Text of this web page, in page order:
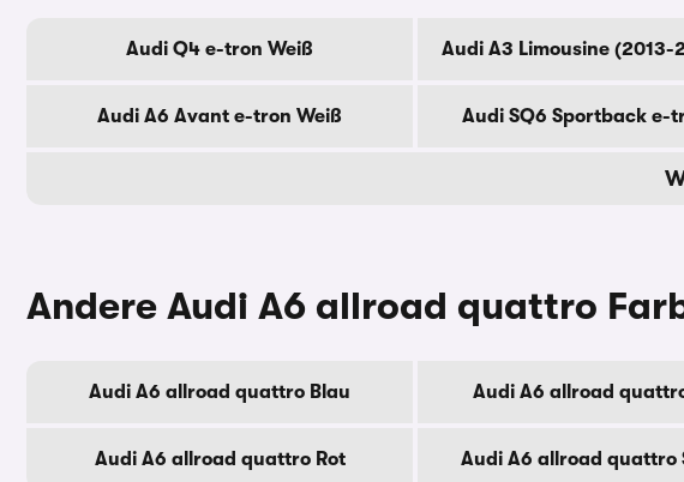
Audi Q4 e-tron Weiß Audi A3 Limousine (2013-
Audi A6 Avant e-tron Weiß Audi SQ6 Sportback e-
Andere Audi A6 allroad quattro
Audi A6 allroad quattro Blau Audi A6 allroad
Audi A6 allroad quattro Rot Audi A6 allroad quattro